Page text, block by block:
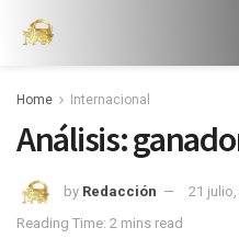
Home Internacional
Análisis:
by Redacción
21 julio,
Reading Time: 2 mins read